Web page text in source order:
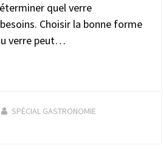
quel verre
Choisir la bonne forme
verre peut…
SPÉCIAL GASTRONOMIE